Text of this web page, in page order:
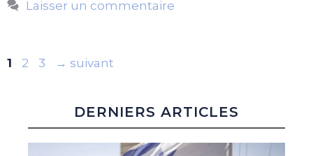
Laisser un commentaire
Page
1 Page
2 Page
3 → suivant
DERNIERS ARTICLES